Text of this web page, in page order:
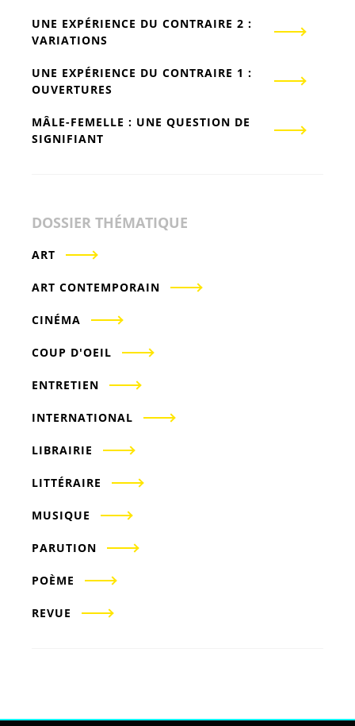
UNE EXPÉRIENCE DU CONTRAIRE 2 :
VARIATIONS
UNE EXPÉRIENCE DU CONTRAIRE 1 :
OUVERTURES
MÂLE-FEMELLE : UNE QUESTION DE
SIGNIFIANT
DOSSIER THÉMATIQUE
ART
ART CONTEMPORAIN
CINÉMA
COUP D'OEIL
ENTRETIEN
INTERNATIONAL
LIBRAIRIE
LITTÉRAIRE
MUSIQUE
PARUTION
POÈME
REVUE